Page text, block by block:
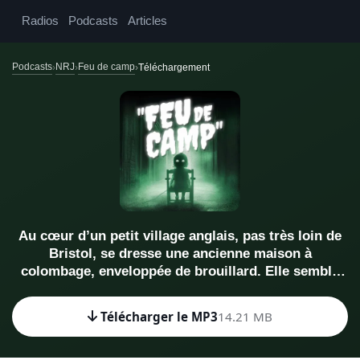
Radios Podcasts Articles
Podcasts NRJ Feu de camp Téléchargement
Au cœur d’un petit village anglais, pas très loin de
Bristol, se dresse une ancienne maison à
colombage, enveloppée de brouillard. Elle semble
Aujourd’hui, près d’un millénaire plus tard, elle est
encore debout, et toujours en activité : elle porte le
nom d’Ancient Ram Inn. Mais, en plus d’être l’une
Télécharger le MP314.21 MB